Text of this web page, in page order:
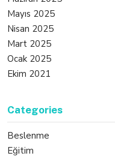
Mayıs 2025
Nisan 2025
Mart 2025
Ocak 2025
Ekim 2021
Categories
Beslenme
Eğitim